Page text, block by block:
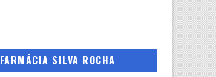
FARMÁCIA SILVA ROCHA